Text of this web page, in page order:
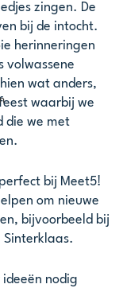
zingen. De
bij de intocht.
herinneringen
volwassene
wat anders,
waarbij we
die we met
bij Meet5!
om nieuwe
bijvoorbeeld bij
nodig